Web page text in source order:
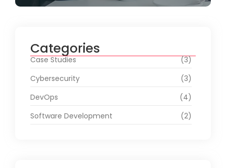
Categories
Case Studies
(3)
Cybersecurity
(3)
DevOps
(4)
Software Development
(2)